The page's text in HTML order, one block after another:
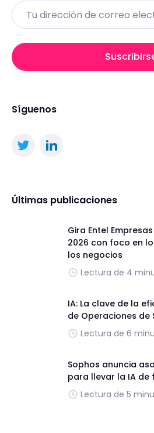
Email
Síguenos
Últimas publicaciones
Gira Entel
2026 con foco en
los negocios
Lectura de 4
IA: La clave de la
de Operaciones de
Lectura de 6
Sophos anuncia
para llevar la IA
Lectura de 5